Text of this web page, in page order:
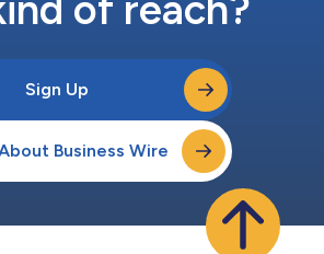
Sign Up
Business Wire